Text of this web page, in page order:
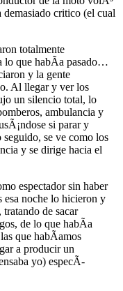
demasiado critico (el cual
totalmente
lo que habÃ­a pasado…
y la gente
Al llegar y ver los
un silencio total, lo
ambulancia y
si parar y
se ve como los
y se dirige hacia el
espectador sin haber
noche lo hicieron y
tratando de sacar
de lo que habÃ­a
que habÃ­amos
a producir un
yo) especÃ­